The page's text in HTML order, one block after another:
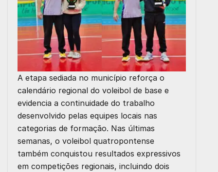
A etapa sediada no município reforça o
calendário regional do voleibol de base e
evidencia a continuidade do trabalho
desenvolvido pelas equipes locais nas
categorias de formação. Nas últimas
semanas, o voleibol quatropontense
também conquistou resultados expressivos
em competições regionais, incluindo dois